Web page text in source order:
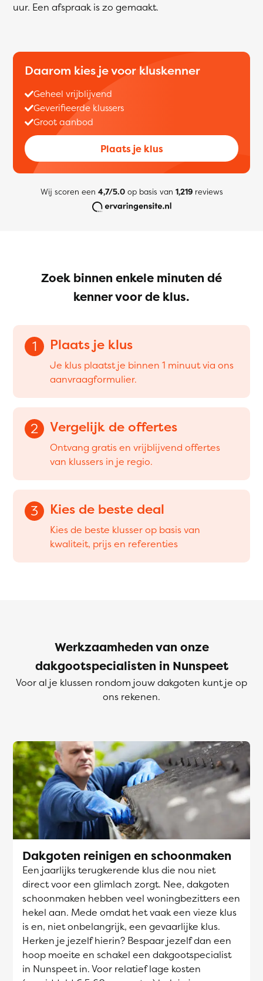
uur. Een afspraak is zo gemaakt.
Daarom kies je voor kluskenner
Geheel vrijblijvend
Geverifieerde klussers
Groot aanbod
Plaats je klus
Wij scoren een 4,7/5.0op basis van 1,219reviews
Zoek binnen enkele minuten dé
kenner voor de klus.
1 Plaats je klus
Je klus plaatst je binnen 1 minuut via ons
aanvraagformulier.
2 Vergelijk de offertes
Ontvang gratis en vrijblijvend offertes
van klussers in je regio.
3 Kies de beste deal
Kies de beste klusser op basis van
kwaliteit, prijs en referenties
Werkzaamheden van onze
dakgootspecialisten in Nunspeet
Voor al je klussen rondom jouw dakgoten kunt je op
ons rekenen.
Dakgoten reinigen en schoonmaken
Een jaarlijks terugkerende klus die nou niet
direct voor een glimlach zorgt. Nee, dakgoten
schoonmaken hebben veel woningbezitters een
hekel aan. Mede omdat het vaak een vieze klus
is en, niet onbelangrijk, een gevaarlijke klus.
Herken je jezelf hierin? Bespaar jezelf dan een
hoop moeite en schakel een dakgootspecialist
in Nunspeet in. Voor relatief lage kosten